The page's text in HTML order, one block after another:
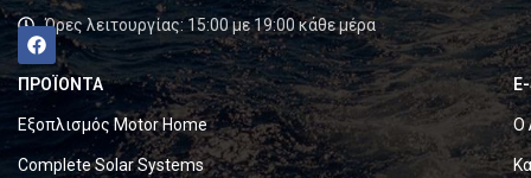
Ώρες λειτουργίας: 15:00 με 19:00 κάθε μέρα
ΠΡΟΪΟΝΤΑ
Εξοπλισμός Motor Home
Complete Solar Systems
Ο